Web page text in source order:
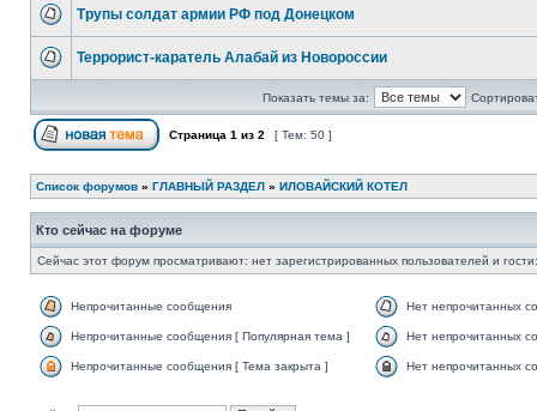
Трупы солдат армии РФ под Донецком
Террорист-каратель Алабай из Новороссии
Показать темы за:
Страница 1 из 2 [ Тем: 50 ]
Список форумов » ГЛАВНЫЙ РАЗДЕЛ » ИЛОВАЙСКИЙ КОТЕЛ
Кто сейчас на форуме
Сейчас этот форум просматривают: нет зарегистрированных пользователей и
Непрочитанные сообщения Нет непрочитанных
Непрочитанные сообщения [ Популярная тема ] Нет непрочитанных
Непрочитанные сообщения [ Тема закрыта ] Нет непрочитанных